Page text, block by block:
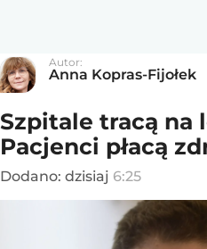
Autor:
Anna Kopras-Fijołek
Szpitale tracą na
Pacjenci płacą
Dodano: dzisiaj 6:25